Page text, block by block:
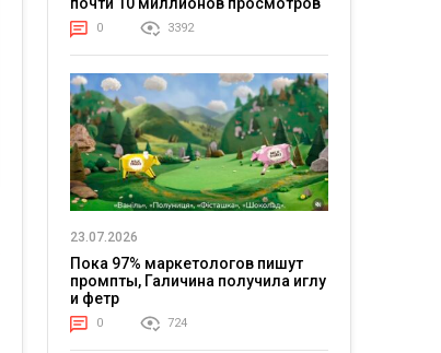
0 3392
23.07.2026
Пока 97% маркетологов пишут
промпты, Галичина получила иглу
и фетр
0 724